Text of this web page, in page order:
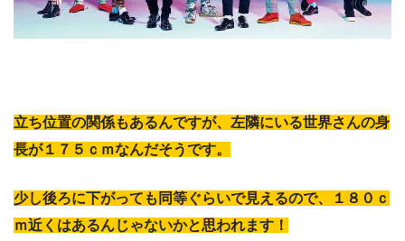
立ち位置の関係もあるんですが、左隣にいる世界さんの身
長が１７５ｃｍなんだそうです。
少し後ろに下がっても同等ぐらいで見えるので、１８０ｃ
ｍ近くはあるんじゃないかと思われます！